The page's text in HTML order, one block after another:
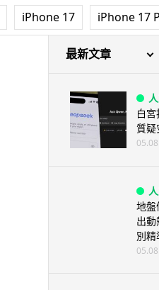
iPhone 17 iPhone 17
最新文章
白
質疑
地盤
出
別精